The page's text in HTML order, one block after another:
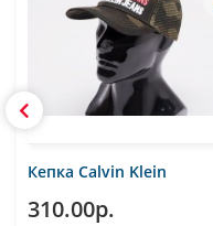
Кепка Calvin Klein
310.00р.